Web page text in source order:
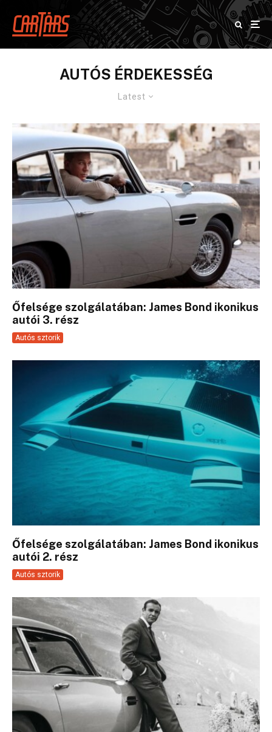
AUTÓS ÉRDEKESSÉG
Latest
Őfelsége szolgálatában: James Bond ikonikus
autói 3. rész
Autós sztorik
Őfelsége szolgálatában: James Bond ikonikus
autói 2. rész
Autós sztorik